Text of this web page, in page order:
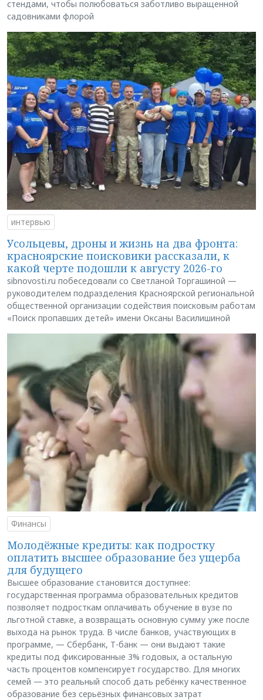
стендами, чтобы полюбоваться заботливо выращенной
садовниками флорой
интервью
Усольцевы, дроны и жизнь на два фронта:
красноярские поисковики рассказали, к
какой черте подошли к августу 2026-го
sibnovosti.ru побеседовали со Светланой Торгашиной —
руководителем подразделения Красноярской региональной
общественной организации содействия поисковым работам
«Поиск пропавших детей» имени Оксаны Василишиной
Финансы
Молодёжные кредиты: как подростку
оплатить высшее образование без ущерба
для будущего
Высшее образование становится доступнее:
государственная программа образовательных кредитов
позволяет подросткам оплачивать обучение в вузе по
льготной ставке, а возвращать основную сумму уже после
выхода на рынок труда. В числе банков, участвующих в
программе, — Сбербанк, Т-банк — они выдают такие
кредиты под фиксированные 3% годовых, а остальную
часть процентов компенсирует государство. Для многих
семей — это реальный способ дать ребёнку качественное
образование без серьёзных финансовых затрат